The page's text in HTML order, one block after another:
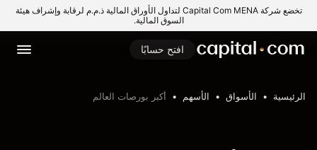
تخضع شركة Capital Com MENA لتداول الأوراق المالية ذ.م.م لرقابة وإشراف هيئة
السوق المالية.
افتح حسابًا
الرئيسية الأسواق الأسهم أكبر بورصات العالم